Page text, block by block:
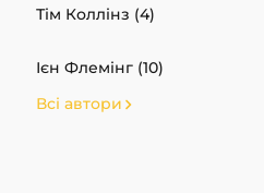
Тім Коллінз (4)
Ієн Флемінг (10)
Всі автори